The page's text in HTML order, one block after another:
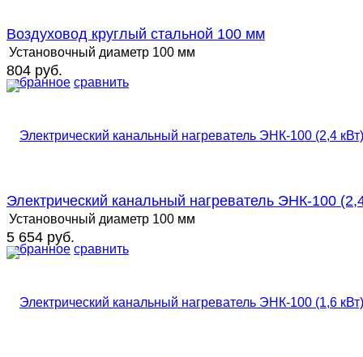
избранное сравнить
Воздуховод круглый стальной 100 мм
Установочный диаметр 100 мм
804 руб.
избранное сравнить
Электрический канальный нагреватель ЭНК-100
Установочный диаметр 100 мм
5 654 руб.